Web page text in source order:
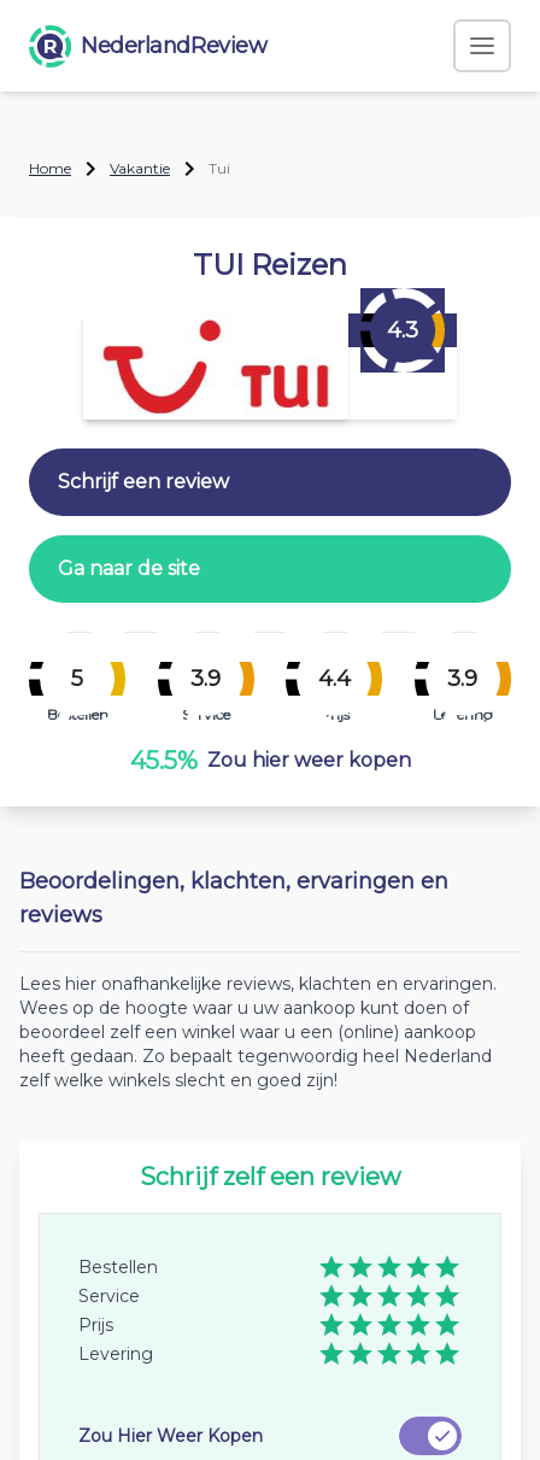
NederlandReview
Home Vakantie Tui
TUI Reizen
4.3
Schrijf een review
Ga naar de site
5
Bestellen
3.9
Service
4.4
Prijs
3.9
Levering
45.5% Zou hier weer kopen
Beoordelingen, klachten, ervaringen en
reviews
Lees hier onafhankelijke reviews, klachten en ervaringen.
Wees op de hoogte waar u uw aankoop kunt doen of
beoordeel zelf een winkel waar u een (online) aankoop
heeft gedaan. Zo bepaalt tegenwoordig heel Nederland
zelf welke winkels slecht en goed zijn!
Schrijf zelf een review
Bestellen
Service
Prijs
Levering
Zou Hier Weer Kopen